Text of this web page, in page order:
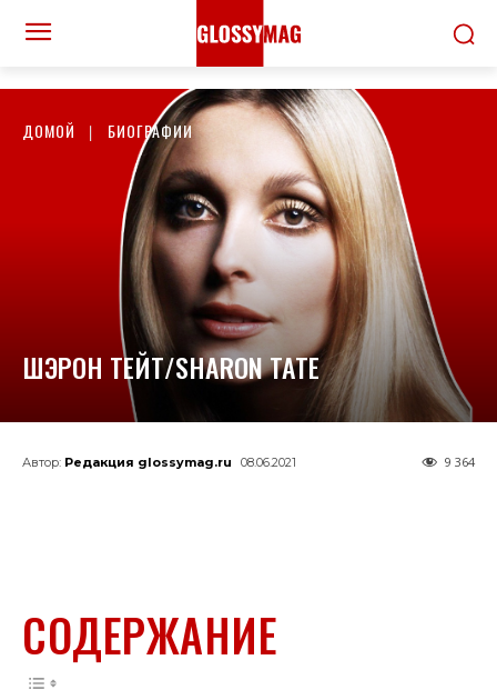
ДОМОЙ БИОГРАФИИ
ШЭРОН ТЕЙТ/SHARON TATE
Автор: Редакция glossymag.ru 08.06.2021 9 364
СОДЕРЖАНИЕ